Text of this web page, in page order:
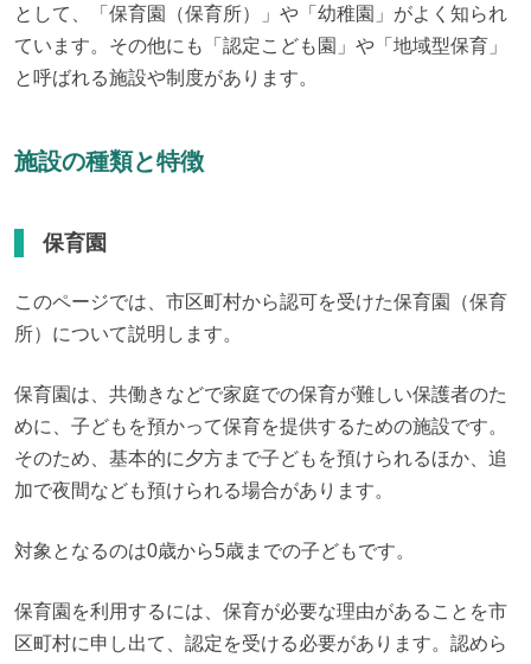
として、「保育園（保育所）」や「幼稚園」がよく知られ
ています。その他にも「認定こども園」や「地域型保育」
と呼ばれる施設や制度があります。
施設の種類と特徴
保育園
このページでは、市区町村から認可を受けた保育園（保育
所）について説明します。
保育園は、共働きなどで家庭での保育が難しい保護者のた
めに、子どもを預かって保育を提供するための施設です。
そのため、基本的に夕方まで子どもを預けられるほか、追
加で夜間なども預けられる場合があります。
対象となるのは0歳から5歳までの子どもです。
保育園を利用するには、保育が必要な理由があることを市
区町村に申し出て、認定を受ける必要があります。認めら